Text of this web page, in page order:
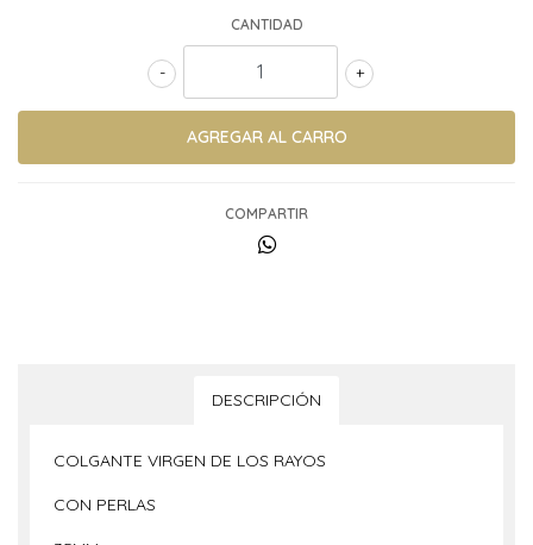
CANTIDAD
+
-
COMPARTIR
DESCRIPCIÓN
COLGANTE VIRGEN DE LOS RAYOS
CON PERLAS